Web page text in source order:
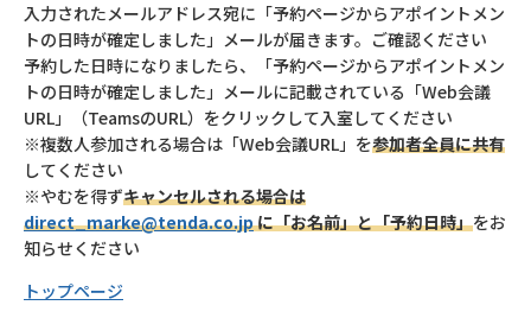
入力されたメールアドレス宛に「予約ページからアポイントメン
トの日時が確定しました」メールが届きます。ご確認ください
予約した日時になりましたら、「予約ページからアポイントメン
トの日時が確定しました」メールに記載されている「Web会議
URL」（TeamsのURL）をクリックして入室してください
※複数人参加される場合は「Web会議URL」を参加者全員に共有
してください
※やむを得ずキャンセルされる場合は
direct_marke@tenda.co.jpに「お名前」と「予約日時」をお
知らせください
トップページ